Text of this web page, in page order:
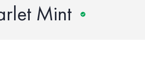
Mint